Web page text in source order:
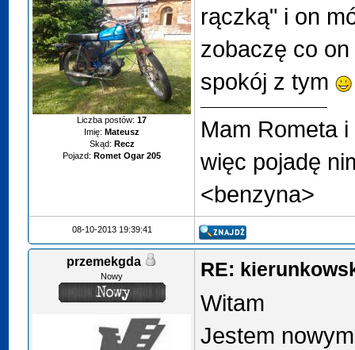
Liczba postów:17
Imię: Mateusz
Skąd: Recz
Pojazd: Romet Ogar 205
rączką" i on
zobaczę co
spokój z tym
Mam Rometa
więc pojadę
<benzyna>
08-10-2013 19:39:41
przemekgda
Nowy RE:
Witam
Jestem